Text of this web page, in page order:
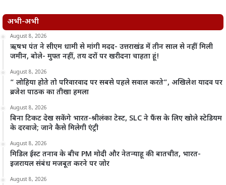
अभी-अभी
August 8, 2026
ऋषभ पंत ने सीएम धामी से मांगी मदद- उत्तराखंड में तीन साल से नहीं मिली
जमीन, बोले- मुफ्त नहीं, तय दरों पर खरीदना चाहता हूं!
August 8, 2026
” लोहिया होते तो परिवारवाद पर सबसे पहले सवाल करते”, अखिलेश यादव पर
ब्रजेश पाठक का तीखा हमला
August 8, 2026
बिना टिकट देख सकेंगे भारत-श्रीलंका टेस्ट, SLC ने फैंस के लिए खोले स्टेडियम
के दरवाजे; जाने कैसे मिलेगी एंट्री
August 8, 2026
मिडिल ईस्ट तनाव के बीच PM मोदी और नेतन्याहू की बातचीत, भारत-
इजरायल संबंध मजबूत करने पर जोर
August 8, 2026